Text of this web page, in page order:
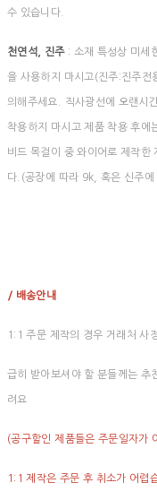
수 있습니다.
천연석, 진주: 소재 특성상 미세
을 사용하지 마시고(진주:진주
의해주세요. 직사광선에 오랜시
착용하지 마시고 제품 착용 후
비드 목걸이 중 와이어로 제작
다.(공장에 따라 9k, 혹은 신주
/ 배송안내
1:1 주문 제작의 경우 거래처 사
급히 받아보셔야 할 분들께는 추
려요
(공구할인 제품들은 주문일자가
1:1 제작은 주문 후 취소가 어렵